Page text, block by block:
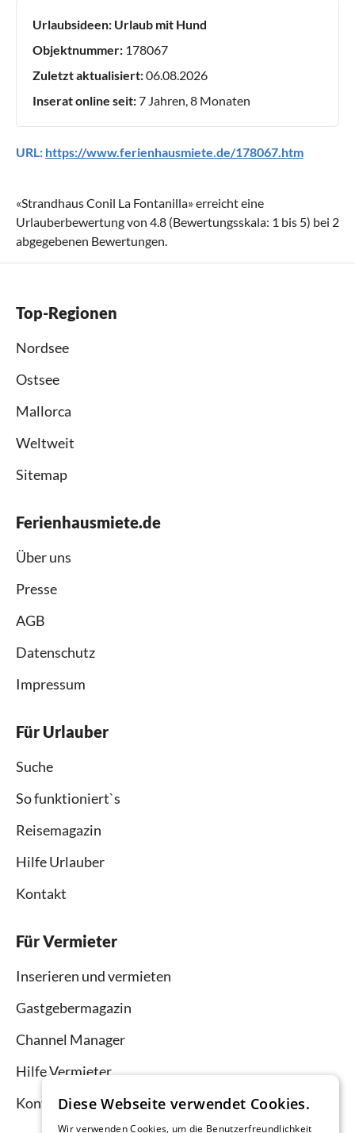
Urlaubsideen: Urlaub mit Hund
Objektnummer: 178067
Zuletzt aktualisiert:06.08.2026
Inserat online seit:7 Jahren, 8 Monaten
URL: https://www.ferienhausmiete.de/178067.htm
«Strandhaus Conil La Fontanilla» erreicht eine
Urlauberbewertung von 4.8 (Bewertungsskala: 1 bis 5) bei 2
abgegebenen Bewertungen.
Top-Regionen
Nordsee
Ostsee
Mallorca
Weltweit
Sitemap
Ferienhausmiete.de
Über uns
Presse
AGB
Datenschutz
Impressum
Für Urlauber
Suche
So funktioniert`s
Reisemagazin
Hilfe Urlauber
Kontakt
Für Vermieter
Inserieren und vermieten
Gastgebermagazin
Channel Manager
Hilfe Vermieter
KontaktDiese Webseite verwendet Cookies.
Wir verwenden Cookies, um die Benutzerfreundlichkeit